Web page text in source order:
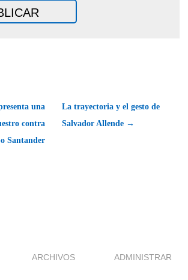
una
contra
Santander
La trayectoria y el gesto de
Salvador Allende →
ARCHIVOS ADMINISTRAR